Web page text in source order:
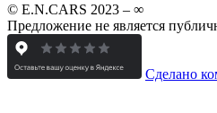
© E.N.CARS 2023 – ∞
Предложение не является
Сделано